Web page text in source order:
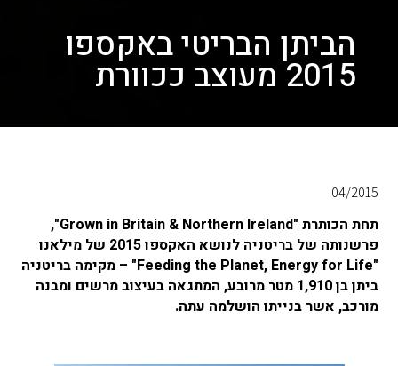
הביתן הבריטי באקספו
2015 מעוצב ככוורת
04/2015
תחת הכותרת "Grown in Britain & Northern Ireland",
פרשנותה של בריטניה לנושא האקספו 2015 של מילאנו
"Feeding the Planet, Energy for Life" – מקימה בריטניה
ביתן בן 1,910 מטר מרובע, המתגאה בעיצוב מרשים ומבנה
מורכב, אשר בנייתו הושלמה עתה.